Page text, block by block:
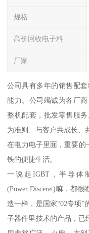
规格
高价回收电子料
厂家
公司具有多年的销售配
能力。公司竭诚为各厂
整机配套，批发零售服
为准则、与客户共成长、
在电力电子里面，重要的
铁的便捷生活。
一说起IGBT，半导体
(Power Disceret)嘛，都很
造一样，是国家“02专项
子器件里技术的产品，已